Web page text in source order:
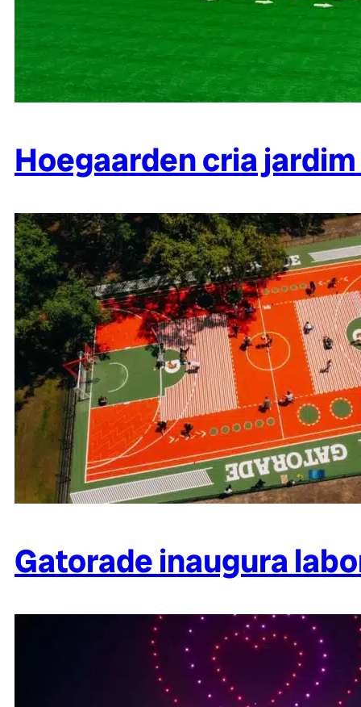
Hoegaarden cria
Gatorade inaugura